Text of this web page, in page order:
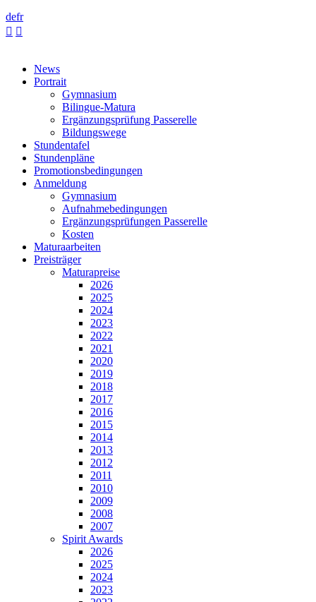
defr
 
News
Portrait
Gymnasium
Bilingue-Matura
Ergänzungsprüfung Passerelle
Bildungswege
Stundentafel
Stundenpläne
Promotionsbedingungen
Anmeldung
Gymnasium
Aufnahmebedingungen
Ergänzungsprüfungen Passerelle
Kosten
Maturaarbeiten
Preisträger
Maturapreise
2026
2025
2024
2023
2022
2021
2020
2019
2018
2017
2016
2015
2014
2013
2012
2011
2010
2009
2008
2007
Spirit Awards
2026
2025
2024
2023